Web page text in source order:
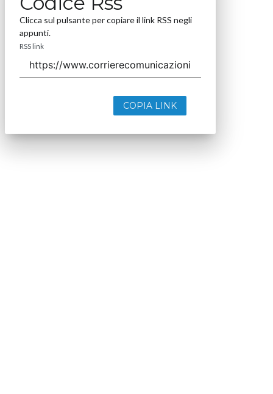
Clicca sul pulsante per copiare il link RSS negli
appunti.
RSS link
COPIA LINK